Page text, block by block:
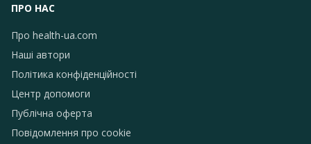
ПРО НАС
Про health-ua.com
Наші автори
Політика конфіденційності
Центр допомоги
Публічна оферта
Повідомлення про сookie